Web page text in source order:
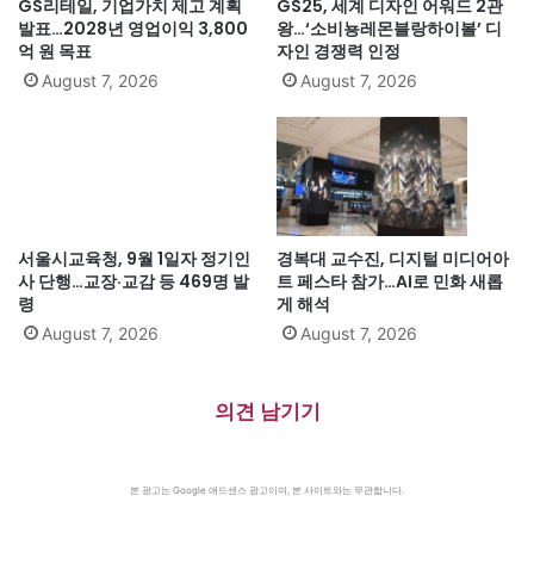
GS리테일, 기업가치 제고 계획
발표…2028년 영업이익 3,800
억 원 목표
August 7, 2026
GS25, 세계 디자인 어워드 2관
왕…‘소비뇽레몬블랑하이볼’ 디
자인 경쟁력 인정
August 7, 2026
서울시교육청, 9월 1일자 정기인
사 단행…교장·교감 등 469명 발
령
August 7, 2026
경복대 교수진, 디지털 미디어아
트 페스타 참가…AI로 민화 새롭
게 해석
August 7, 2026
의견 남기기
본 광고는 Google 애드센스 광고이며, 본 사이트와는 무관합니다.